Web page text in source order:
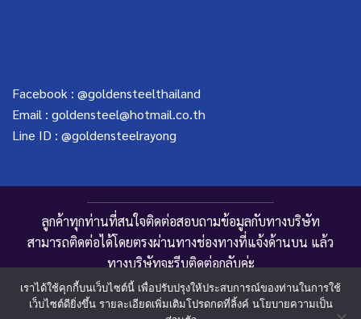
Facebook : @goldensteelthailand
Email : goldensteel@hotmail.co.th
Line ID : @goldensteelrayong
ลูกค้าทุกท่านที่สนใจติดต่อสอบถามข้อมูลกับทางบริษัท
สามารถติดต่อได้โดยตรงผ่านทางช่องทางที่แจ้งด้านบน แล้ว
ทางบริษัทจะรีบติดต่อกลับค่ะ
เราได้ใช้คุกกี้บนเว็บไซต์นี้ เพื่อปรับปรุงให้ประสบการณ์ของท่านในการใช้
เว็บไซต์ดียิ่งขึ้น รายละเอียดเพิ่มเติมโปรดกดที่ลิ้งค์ นโยบายความเป็น